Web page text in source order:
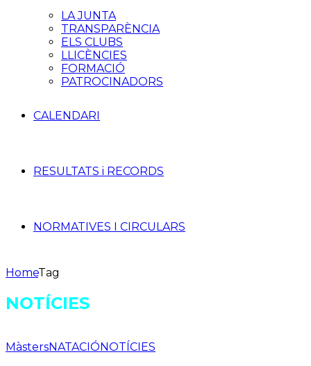
LA JUNTA
TRANSPARÈNCIA
ELS CLUBS
LLICÈNCIES
FORMACIÓ
PATROCINADORS
CALENDARI
RESULTATS i RECORDS
NORMATIVES I CIRCULARS
HomeTag
NOTÍCIES
MàstersNATACIÓNOTÍCIES